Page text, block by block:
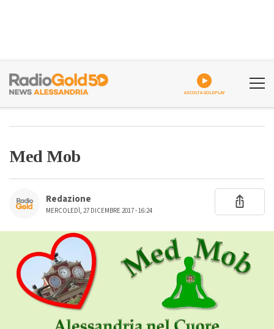
ASCOLTA GOLDPLAY
Med Mob
Redazione
MERCOLEDÌ, 27 DICEMBRE 2017 - 16:24